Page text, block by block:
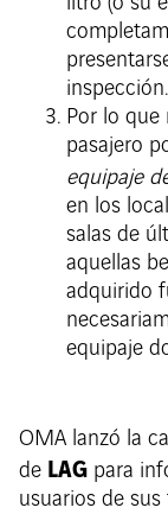
inspección.
Por lo que
pasajero
equipaje
en los
salas de
aquellas
adquirido
equipaje
OMA lanzó la
de LAG para
usuarios de